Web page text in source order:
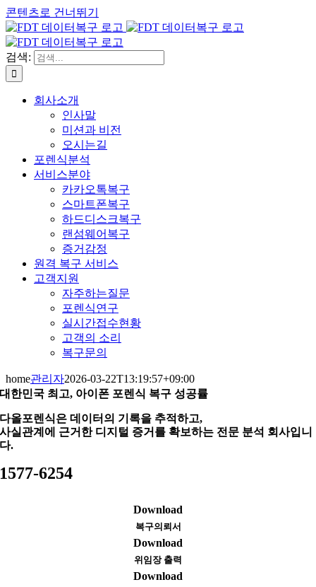
콘텐츠로 건너뛰기
검색:
회사소개
인사말
미션과 비전
오시는길
포렌식분석
서비스분야
카카오톡복구
스마트폰복구
하드디스크복구
랜섬웨어복구
증거감정
원격 복구 서비스
고객지원
자주하는질문
포렌식연구
실시간접수현황
고객의 소리
복구문의
home관리자2026-03-22T13:19:57+09:00
대한민국 최고, 아이폰 포렌식 복구 성공률
다올포렌식은 데이터의 기록을 추적하고,
사실관계에 근거한 디지털 증거를 확보하는 전문 분석 회사입니
다.
1577-6254
Download
복구의뢰서
Download
위임장 출력
Download